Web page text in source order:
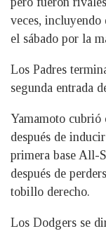
veces,
el sábado por la
Los Padres
segunda entrada
Yamamoto cubrió
después de
primera base All-
después de
tobillo derecho.
Los Dodgers se